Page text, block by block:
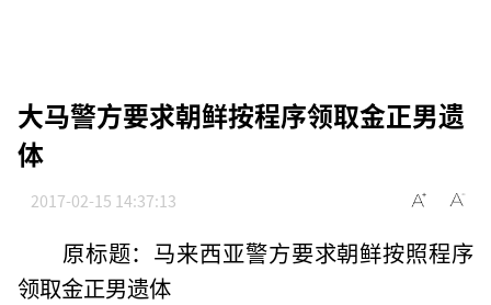
大马警方要求朝鲜按程序领取金正男遗
体
2017-02-15 14:37:13
原标题：马来西亚警方要求朝鲜按照程序
领取金正男遗体